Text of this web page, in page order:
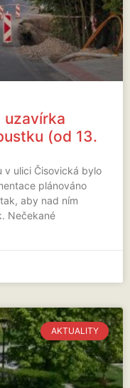
uzavírka
(od 13.
v ulici Čisovická bylo
plánováno
aby nad ním
Nečekané
AKTUALITY